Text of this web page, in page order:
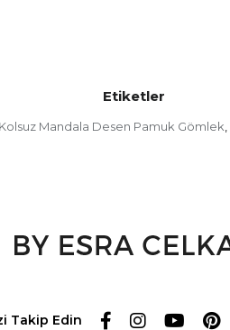
Etiketler
Mandala Desen Pamuk Gömlek,
Takip Edin